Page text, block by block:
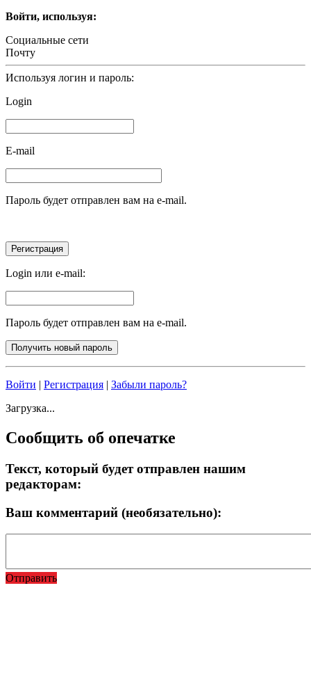
Войти, используя:
Социальные сети
Почту
Используя логин и пароль:
Login
E-mail
Пароль будет отправлен вам на e-mail.
Login или e-mail:
Пароль будет отправлен вам на e-mail.
Войти | Регистрация | Забыли пароль?
Загрузка...
Сообщить об опечатке
Текст, который будет отправлен нашим
редакторам:
Ваш комментарий (необязательно):
Отправить